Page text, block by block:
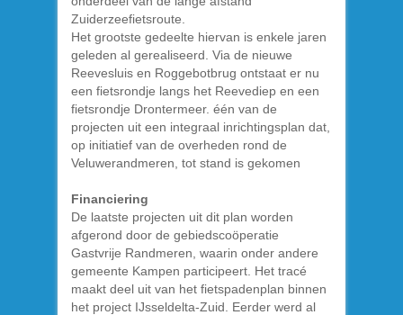
Zuiderzeefietsroute.
Het grootste gedeelte hiervan is enkele jaren
geleden al gerealiseerd. Via de nieuwe
Reevesluis en Roggebotbrug ontstaat er nu
een fietsrondje langs het Reevediep en een
fietsrondje Drontermeer. één van de
projecten uit een integraal inrichtingsplan dat,
op initiatief van de overheden rond de
Veluwerandmeren, tot stand is gekomen
Financiering
De laatste projecten uit dit plan worden
afgerond door de gebiedscoöperatie
Gastvrije Randmeren, waarin onder andere
gemeente Kampen participeert. Het tracé
maakt deel uit van het fietspadenplan binnen
het project IJsseldelta-Zuid. Eerder werd al